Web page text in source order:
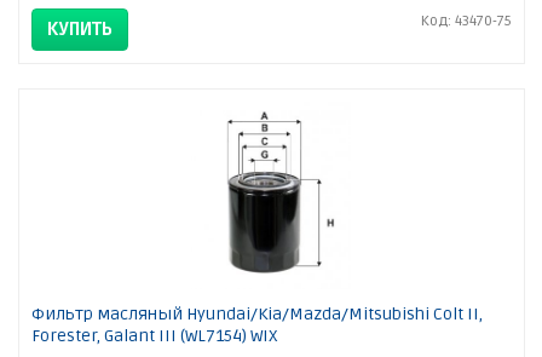
КУПИТЬ Код: 43470-75
Фильтр масляный Hyundai/Kia/Mazda/Mitsubishi Colt II,
Forester, Galant III (WL7154) WIX